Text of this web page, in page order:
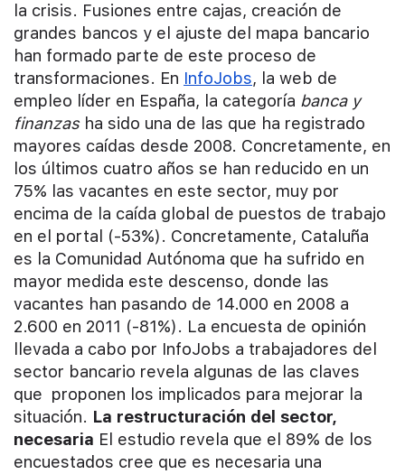
la crisis. Fusiones entre cajas, creación de
grandes bancos y el ajuste del mapa bancario
han formado parte de este proceso de
transformaciones. En InfoJobs, la web de
empleo líder en España, la categoría banca y
finanzasha sido una de las que ha registrado
mayores caídas desde 2008. Concretamente, en
los últimos cuatro años se han reducido en un
75% las vacantes en este sector, muy por
encima de la caída global de puestos de trabajo
en el portal (-53%). Concretamente, Cataluña
es la Comunidad Autónoma que ha sufrido en
mayor medida este descenso, donde las
vacantes han pasando de 14.000 en 2008 a
2.600 en 2011 (-81%). La encuesta de opinión
llevada a cabo por InfoJobs a trabajadores del
sector bancario revela algunas de las claves
que proponen los implicados para mejorar la
situación. La restructuración del sector,
necesaria El estudio revela que el 89% de los
encuestados cree que es necesaria una